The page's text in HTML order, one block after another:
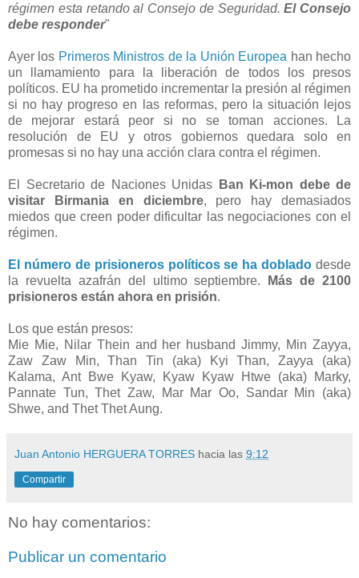
régimen esta retando al Consejo de Seguridad.El Consejo
debe responder"
Ayer los Primeros Ministros de la Unión Europea han hecho
un llamamiento para la liberación de todos los presos
políticos. EU ha prometido incrementar la presión al régimen
si no hay progreso en las reformas, pero la situación lejos
de mejorar estará peor si no se toman acciones. La
resolución de EU y otros gobiernos quedara solo en
promesas si no hay una acción clara contra el régimen.
El Secretario de Naciones Unidas
Ban Ki-mon debe de
visitar Birmania en diciembre, pero hay demasiados
miedos que creen poder dificultar las negociaciones con el
régimen.
El número de prisioneros políticos se ha doblado desde
la revuelta azafrán del ultimo septiembre.
Más de 2100
prisioneros están ahora en prisión.
Los que están presos:
Mie Mie, Nilar Thein and her husband Jimmy, Min Zayya,
Zaw Zaw Min, Than Tin (aka) Kyi Than, Zayya (aka)
Kalama, Ant Bwe Kyaw, Kyaw Kyaw Htwe (aka) Marky,
Pannate Tun, Thet Zaw, Mar Mar Oo, Sandar Min (aka)
Shwe, and Thet Thet Aung.
Juan Antonio HERGUERA TORRES hacia las 9:12
Compartir
No hay comentarios:
Publicar un comentario